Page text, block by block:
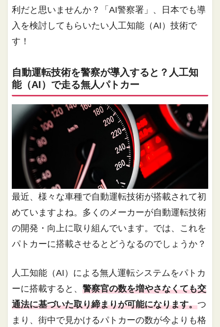
利だと思いませんか？「AI警察署」、日本でも導
入を検討してもらいたい人工知能（AI）技術で
す！
自動運転技術を警察が導入すると？人工知
能（AI）で走る無人パトカー
最近、様々な車種で自動運転技術が搭載されて初
めていますよね。多くのメーカーが自動運転技術
の開発・向上に取り組んでいます。では、これを
パトカーに搭載させるとどうなるのでしょうか？
人工知能（AI）による無人運転システムをパトカ
ーに搭載すると、警察官の数を増やさなくても交
通法に基づいた取り締まりが可能になります。つ
まり、街中で見かけるパトカーの数が今よりも格